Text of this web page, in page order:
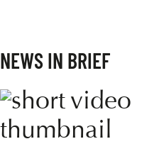
NEWS IN BRIEF